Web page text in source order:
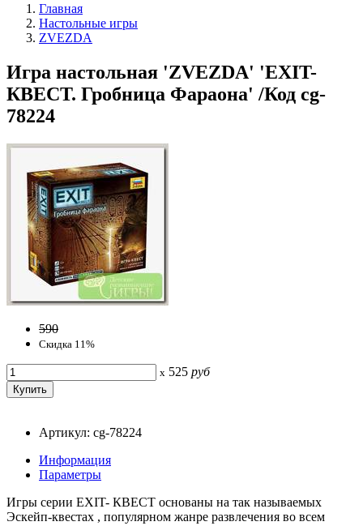
Главная
Настольные игры
ZVEZDA
Игра настольная 'ZVEZDA' 'EXIT-
КВЕСТ. Гробница Фараона' /Код cg-
78224
590
Скидка 11%
x 525 руб
Артикул: cg-78224
Информация
Параметры
Игры серии EXIT- КВЕСТ основаны на так называемых
Эскейп-квестах , популярном жанре развлечения во всем